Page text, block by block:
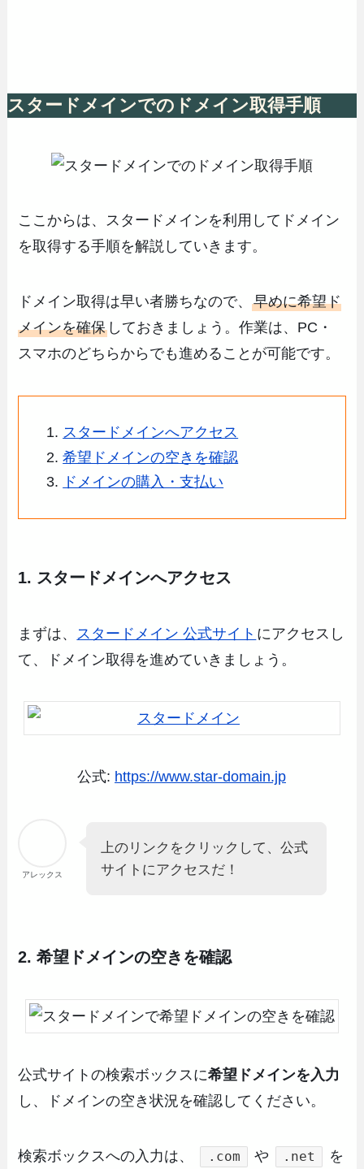
スタードメインでのドメイン取得手順
ここからは、スタードメインを利用してドメイン
を取得する手順を解説していきます。
ドメイン取得は早い者勝ちなので、早めに希望ド
メインを確保 しておきましょう。作業は、PC・
スマホのどちらからでも進めることが可能です。
スタードメインへアクセス
希望ドメインの空きを確認
ドメインの購入・支払い
1. スタードメインへアクセス
まずは、 スタードメイン 公式サイト にアクセスし
て、ドメイン取得を進めていきましょう。
公式: https://www.star-domain.jp
アレックス
上のリンクをクリックして、公式
サイトにアクセスだ！
2. 希望ドメインの空きを確認
公式サイトの検索ボックスに希望ドメインを入力
し、ドメインの空き状況を確認してください。
検索ボックスへの入力は、 .com や .net を